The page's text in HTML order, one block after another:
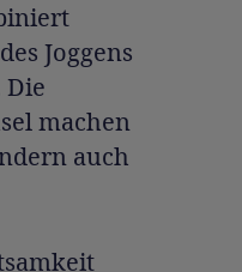
Joggens
machen
auch